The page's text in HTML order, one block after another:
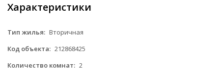
Характеристики
Тип жилья: Вторичная
Код объекта: 212868425
Количество комнат: 2